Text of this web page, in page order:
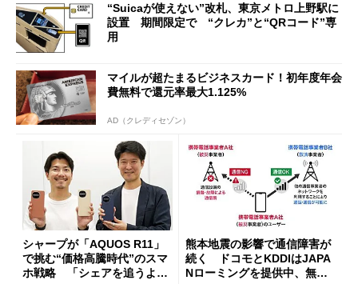
“Suicaが使えない”改札、東京メトロ上野駅に
設置 期間限定で “クレカ”と“QRコード”専
用
マイルが超たまるビジネスカード！初年度年会
費無料で還元率最大1.125%
AD（クレディセゾン）
シャープが「AQUOS R11」
で挑む“価格高騰時代”のスマ
ホ戦略 「シェアを追うより
熊本地震の影響で通信障害が
続く ドコモとKDDIはJAPA
Nローミングを提供中、無料